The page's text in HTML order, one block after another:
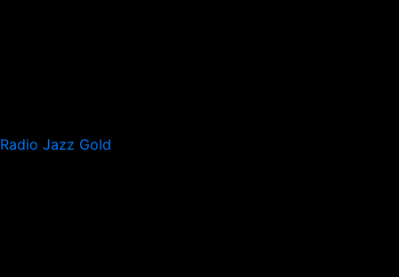
Radio Jazz Gold